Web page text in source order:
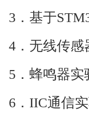
3．基于
4．无线传
5．蜂鸣器实
6．IIC通信